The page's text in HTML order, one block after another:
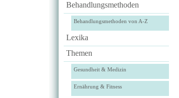
Behandlungsmethoden
Behandlungsmethoden von A-Z
Lexika
Themen
Gesundheit & Medizin
Ernährung & Fitness